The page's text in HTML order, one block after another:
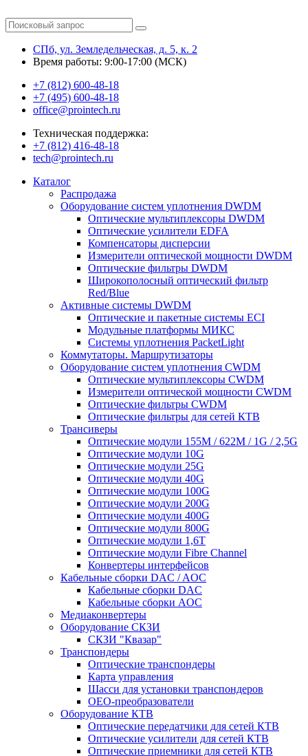
СПб, ул. Земледельческая, д. 5, к. 2
Время работы: 9:00-17:00 (МСК)
+7 (812) 600-48-18
+7 (495) 600-48-18
office@prointech.ru
Техническая поддержка:
+7 (812) 416-48-18
tech@prointech.ru
Каталог
Распродажа
Оборудование систем уплотнения DWDM
Оптические мультиплексоры DWDM
Оптические усилители EDFA
Компенсаторы дисперсии
Измерители оптической мощности DWDM
Оптические фильтры DWDM
Широкополосный оптический фильтр
Red/Blue
Активные системы DWDM
Оптические и пакетные системы ECI
Модульные платформы МИКС
Системы уплотнения PacketLight
Коммутаторы. Маршрутизаторы
Оборудование систем уплотнения CWDM
Оптические мультиплексоры CWDM
Измерители оптической мощности CWDM
Оптические фильтры CWDM
Оптические фильтры для сетей КТВ
Трансиверы
Оптические модули 155M / 622M / 1G / 2,5G
Оптические модули 10G
Оптические модули 25G
Оптические модули 40G
Оптические модули 100G
Оптические модули 200G
Оптические модули 400G
Оптические модули 800G
Оптические модули 1,6T
Оптические модули Fibre Channel
Конвертеры интерфейсов
Кабельные сборки DAC / AOC
Кабельные сборки DAC
Кабельные сборки AOC
Медиаконвертеры
Оборудование СКЗИ
СКЗИ "Квазар"
Транспондеры
Оптические транспондеры
Карта управления
Шасси для установки транспондеров
OEO-преобразователи
Оборудование КТВ
Оптические передатчики для сетей КТВ
Оптические усилители для сетей КТВ
Оптические приемники для сетей КТВ